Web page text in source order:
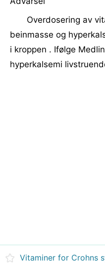
Overdosering av
beinmasse og
i kroppen . Ifølge
hyperkalsemi
Vitaminer for Crohns